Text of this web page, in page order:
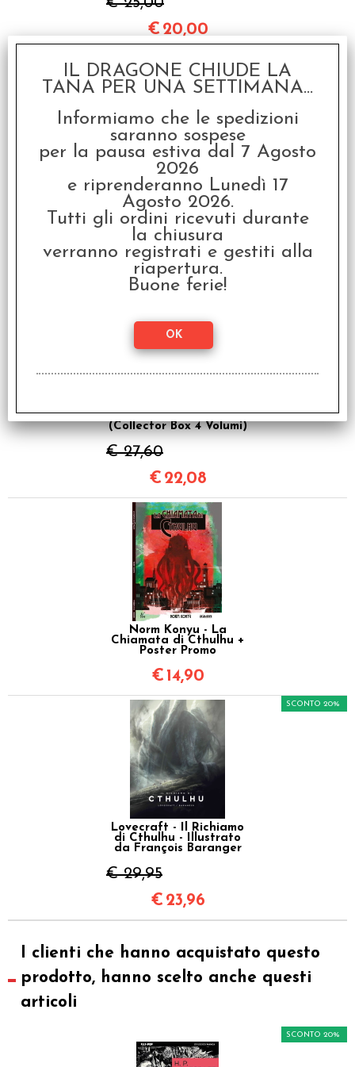
€ 20,00
Lovecraft - La
Maschera di Innsmouth
(Collector Box 2 Volumi)
€ 15,00
€12,00
Montagne della Follia
(Collector Box 4 Volumi)
€ 27,60
€ 22,08
Norm Konyu - La
Chiamata di Cthulhu +
Poster Promo
€ 14,90
Lovecraft - Il Richiamo
di Cthulhu - Illustrato
da François Baranger
€ 29,95
SCONTO 20%
€ 23,96
I clienti che hanno acquistato questo
prodotto, hanno scelto anche questi
articoli
SCONTO 20%
IL DRAGONE CHIUDE LA
TANA PER UNA SETTIMANA...
Informiamo che le spedizioni
saranno sospese
per la pausa estiva dal 7 Agosto
2026
e riprenderanno Lunedì 17
Agosto 2026.
Tutti gli ordini ricevuti durante
la chiusura
verranno registrati e gestiti alla
riapertura.
Buone ferie!